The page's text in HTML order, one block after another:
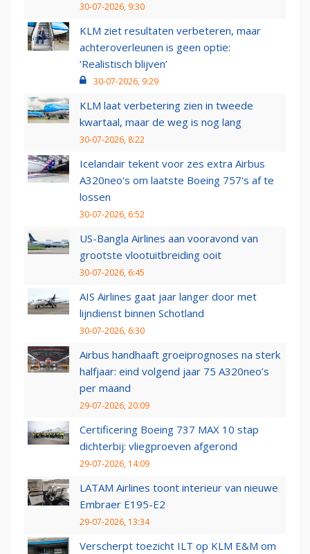
30-07-2026, 9:30
KLM ziet resultaten verbeteren, maar
achteroverleunen is geen optie:
‘Realistisch blijven’
30-07-2026, 9:29
KLM laat verbetering zien in tweede
kwartaal, maar de weg is nog lang
30-07-2026, 8:22
Icelandair tekent voor zes extra Airbus
A320neo's om laatste Boeing 757's af te
lossen
30-07-2026, 6:52
US-Bangla Airlines aan vooravond van
grootste vlootuitbreiding ooit
30-07-2026, 6:45
AIS Airlines gaat jaar langer door met
lijndienst binnen Schotland
30-07-2026, 6:30
Airbus handhaaft groeiprognoses na sterk
halfjaar: eind volgend jaar 75 A320neo’s
per maand
29-07-2026, 20:09
Certificering Boeing 737 MAX 10 stap
dichterbij: vliegproeven afgerond
29-07-2026, 14:09
LATAM Airlines toont interieur van nieuwe
Embraer E195-E2
29-07-2026, 13:34
Verscherpt toezicht ILT op KLM E&M om